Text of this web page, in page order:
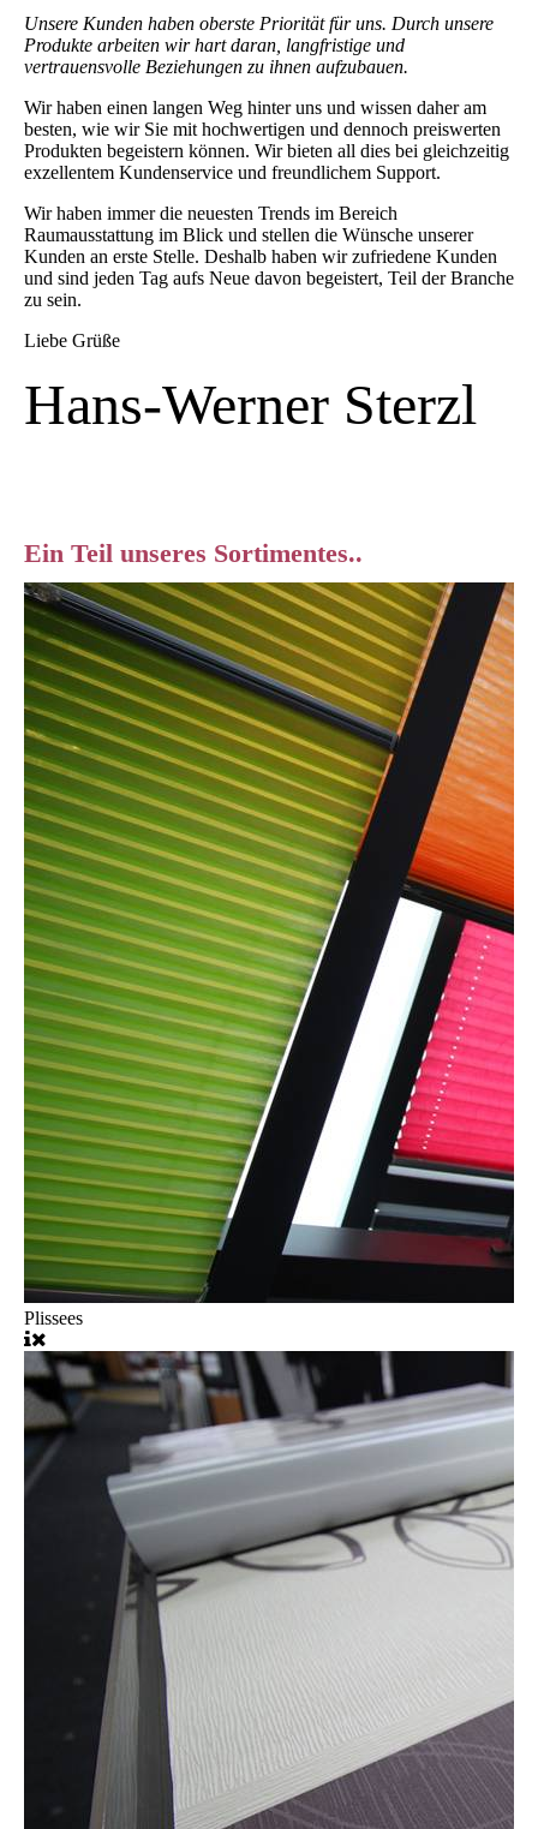
Unsere Kunden haben oberste Priorität für uns. Durch unsere
Produkte arbeiten wir hart daran, langfristige und
vertrauensvolle Beziehungen zu ihnen aufzubauen.
Wir haben einen langen Weg hinter uns und wissen daher am
besten, wie wir Sie mit hochwertigen und dennoch preiswerten
Produkten begeistern können. Wir bieten all dies bei gleichzeitig
exzellentem Kundenservice und freundlichem Support.
Wir haben immer die neuesten Trends im Bereich
Raumausstattung im Blick und stellen die Wünsche unserer
Kunden an erste Stelle. Deshalb haben wir zufriedene Kunden
und sind jeden Tag aufs Neue davon begeistert, Teil der Branche
zu sein.
Liebe Grüße
Hans-Werner Sterzl
Ein Teil unseres Sortimentes..
Plissees